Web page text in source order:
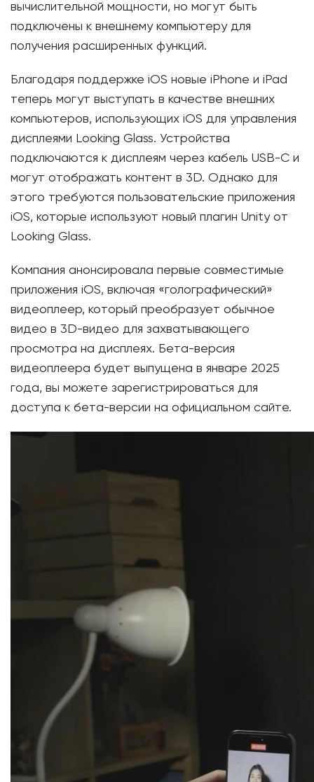
вычислительной мощности, но могут быть
подключены к внешнему компьютеру для
получения расширенных функций.
Благодаря поддержке iOS новые iPhone и iPad
теперь могут выступать в качестве внешних
компьютеров, использующих iOS для управления
дисплеями Looking Glass. Устройства
подключаются к дисплеям через кабель USB-C и
могут отображать контент в 3D. Однако для
этого требуются пользовательские приложения
iOS, которые используют новый плагин Unity от
Looking Glass.
Компания анонсировала первые совместимые
приложения iOS, включая «голографический»
видеоплеер, который преобразует обычное
видео в 3D-видео для захватывающего
просмотра на дисплеях. Бета-версия
видеоплеера будет выпущена в январе 2025
года, вы можете зарегистрироваться для
доступа к бета-версии на официальном сайте.